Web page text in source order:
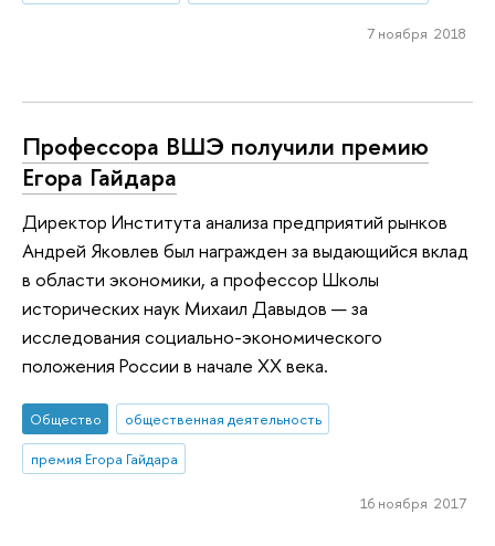
7 ноября 2018
Профессора ВШЭ получили премию
Егора Гайдара
Директор Института анализа предприятий рынков
Андрей Яковлев был награжден за выдающийся вклад
в области экономики, а профессор Школы
исторических наук Михаил Давыдов — за
исследования социально-экономического
положения России в начале XX века.
Общество
общественная деятельность
премия Егора Гайдара
16 ноября 2017